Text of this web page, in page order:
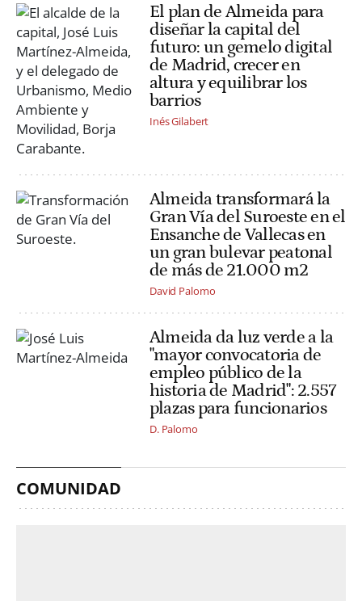
El plan de Almeida para
diseñar la capital del
futuro: un gemelo digital
de Madrid, crecer en
altura y equilibrar los
barrios
Inés Gilabert
Almeida transformará la
Gran Vía del Suroeste en el
Ensanche de Vallecas en
un gran bulevar peatonal
de más de 21.000 m2
David Palomo
Almeida da luz verde a la
"mayor convocatoria de
empleo público de la
historia de Madrid": 2.557
plazas para funcionarios
D. Palomo
COMUNIDAD